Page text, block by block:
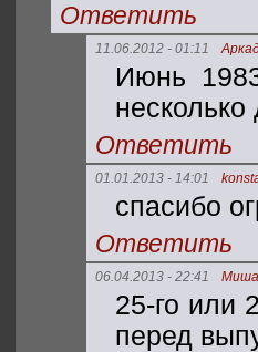
Ответить
11.06.2012 - 01:11
Июнь
Ответить
01.01.2013 - 14:01
спасибо
Ответить
06.04.2013 - 22:41
25-го или
перед